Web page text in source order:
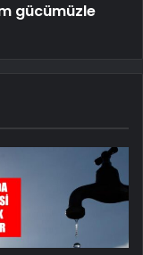
gücümüzle